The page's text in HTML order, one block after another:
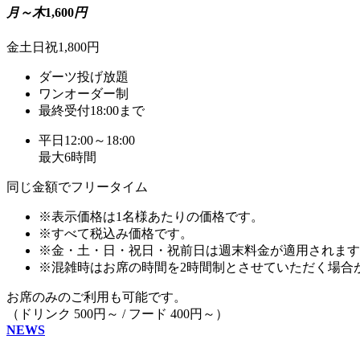
月～木1,600円
金土日祝1,800円
ダーツ投げ放題
ワンオーダー制
最終受付18:00まで
平日12:00～18:00
最大6時間
同じ金額でフリータイム
※表示価格は1名様あたりの価格です。
※すべて税込み価格です。
※金・土・日・祝日・祝前日は週末料金が適用されます
※混雑時はお席の時間を2時間制とさせていただく場合
お席のみのご利用も可能です。
（ドリンク 500円～ / フード 400円～）
NEWS